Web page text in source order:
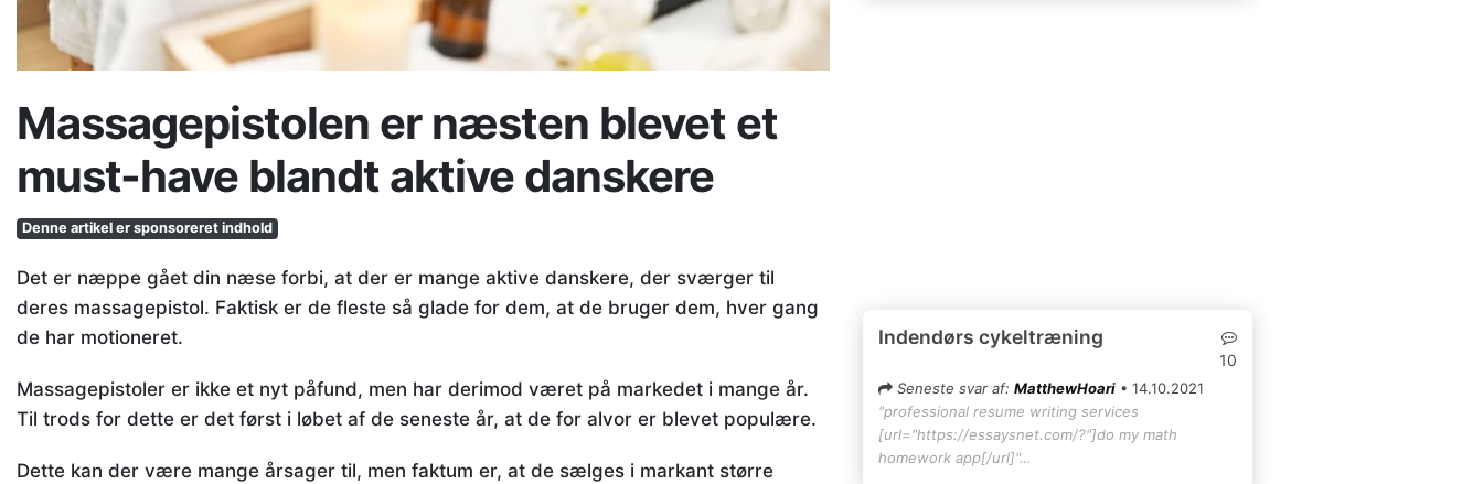
Massagepistolen er næsten blevet et
must-have blandt aktive danskere
Denne artikel er sponsoreret indhold
Det er næppe gået din næse forbi, at der er mange aktive danskere, der sværger til
deres massagepistol. Faktisk er de fleste så glade for dem, at de bruger dem, hver gang
de har motioneret.
Massagepistoler er ikke et nyt påfund, men har derimod været på markedet i mange år.
Til trods for dette er det først i løbet af de seneste år, at de for alvor er blevet populære.
Dette kan der være mange årsager til, men faktum er, at de sælges i markant større
Indendørs cykeltræning
10
Seneste svar af: MatthewHoari• 14.10.2021
"professional resume writing services
[url="https://essaysnet.com/?"]do my math
homework app[/url]"…